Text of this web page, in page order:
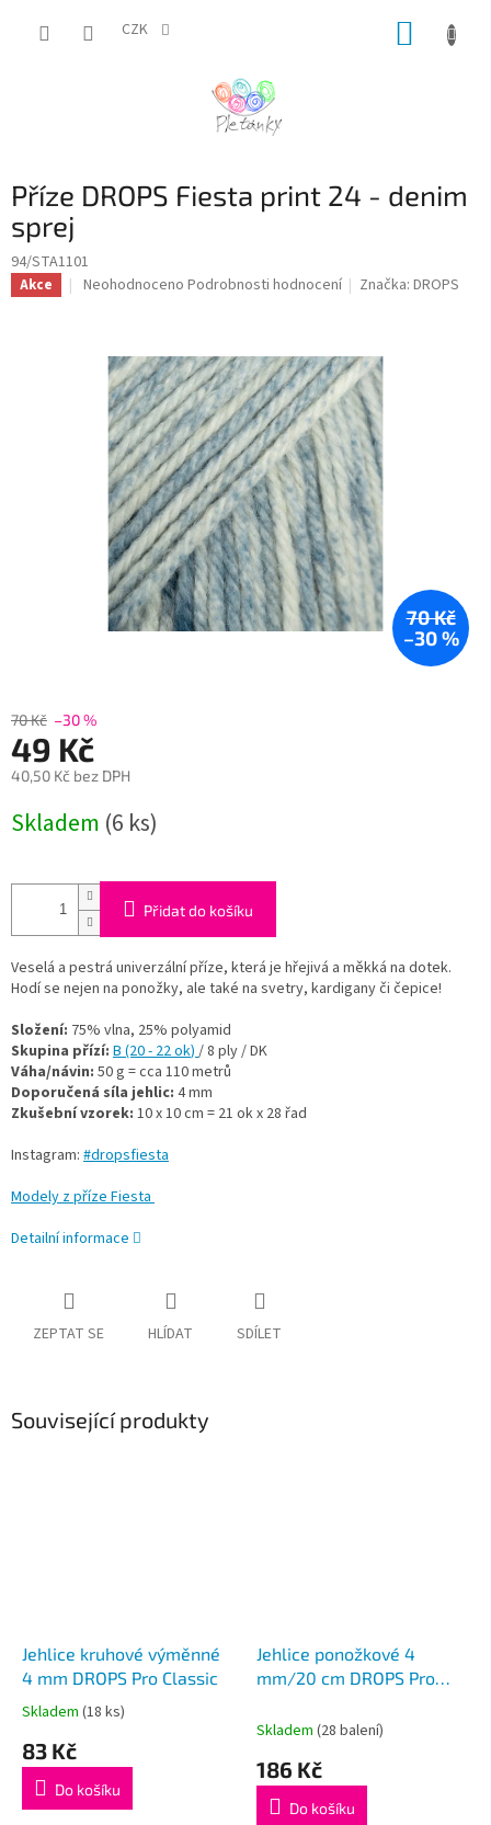
CZK
Příze DROPS Fiesta print 24 - denim
sprej
94/STA1101
Akce
Průměrné
hvězdiček.
Neohodnoceno Podrobnosti hodnocení Značka:DROPS
70 Kč
–30 %
70 Kč –30 %
49 Kč
40,50 Kč bez DPH
cena:
Skladem (6 ks)
Přidat do košíku
Veselá a pestrá univerzální příze, která je hřejivá a měkká na dotek.
Hodí se nejen na ponožky, ale také na svetry, kardigany či čepice!
Složení: 75% vlna, 25% polyamid
Skupina přízí: B (20 - 22 ok)/ 8 ply / DK
Váha/návin: 50 g = cca 110 metrů
Doporučená síla jehlic: 4 mm
Zkušební vzorek: 10 x 10 cm = 21 ok x 28 řad
Instagram: #dropsfiesta
Modely z příze Fiesta
Detailní informace
ZEPTAT SE HLÍDAT SDÍLET
Související produkty
Jehlice kruhové výměnné
4 mm DROPS Pro Classic
Průměrné
produktu
5,0
Skladem (18 ks)
83 Kč
Do košíku
Jehlice ponožkové 4
mm/20 cm DROPS Pro
Skladem (28 balení)
186 Kč
Do košíku